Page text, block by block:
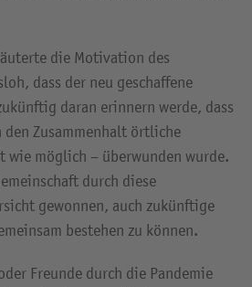
die Motivation des
dass der neu geschaffene
daran erinnern werde, dass
den Zusammenhalt örtliche
wie möglich – überwunden wurde.
durch diese
gewonnen, auch zukünftige
bestehen zu können.
Freunde durch die Pandemie